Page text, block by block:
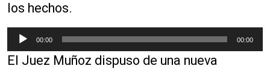
los hechos.
e
p
00:00 00:00
El Juez Muñoz dispuso de una nueva